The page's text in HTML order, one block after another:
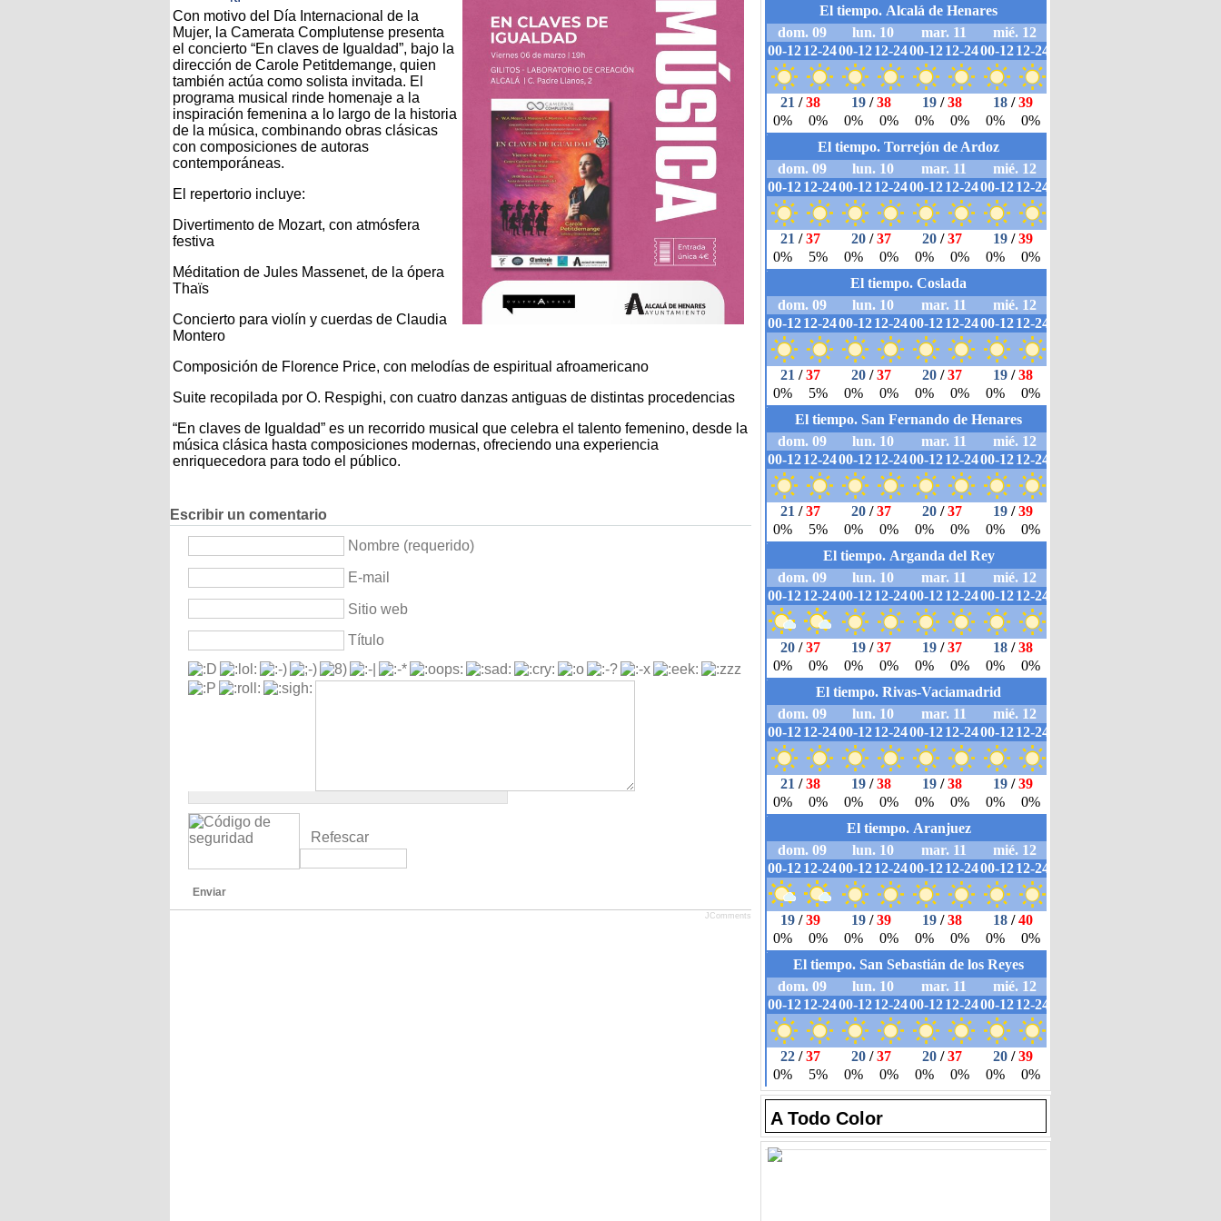
Con motivo del Día Internacional de la
Mujer, la Camerata Complutense presenta
el concierto “En claves de Igualdad”, bajo la
dirección de Carole Petitdemange, quien
también actúa como solista invitada. El
programa musical rinde homenaje a la
inspiración femenina a lo largo de la historia
de la música, combinando obras clásicas
con composiciones de autoras
contemporáneas.
El repertorio incluye:
Divertimento de Mozart, con atmósfera
festiva
Méditation de Jules Massenet, de la ópera
Thaïs
Concierto para violín y cuerdas de Claudia
Montero
Composición de Florence Price, con melodías de espiritual afroamericano
Suite recopilada por O. Respighi, con cuatro danzas antiguas de distintas procedencias
“En claves de Igualdad” es un recorrido musical que celebra el talento femenino, desde la
música clásica hasta composiciones modernas, ofreciendo una experiencia
enriquecedora para todo el público.
Escribir un comentario
Nombre (requerido)
E-mail
Sitio web
Título
Refescar
Enviar
JComments
A Todo Color